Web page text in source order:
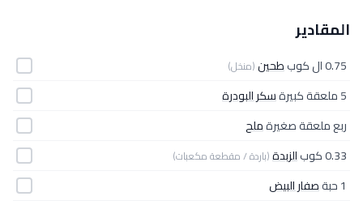
المقادير
0.75 ال كوب طحين(منخل)
5 ملعقة كبيرة
سكر البودرة
ربع ملعقة صغيرةملح
0.33 كوب
الزبدة(باردة / مقطعة مكعبات)
1 حبة
صفار البيض